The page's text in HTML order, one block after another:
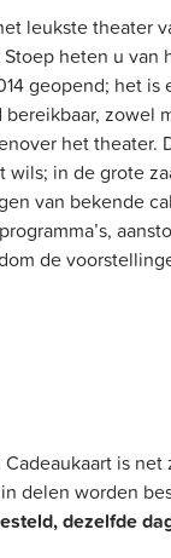
leukste theater
heten u
geopend; het
zowel
het
in de grote
van bekende
de
is net
delen worden
dezelfde